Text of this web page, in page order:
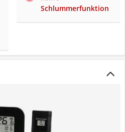
Schlummerfunktion